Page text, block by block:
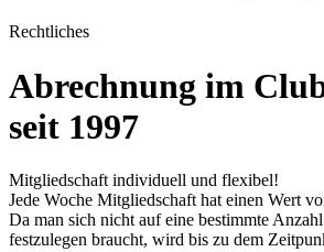
Rechtliches
Abrechnung im
seit 1997
Mitgliedschaft individuell und flexibel!
Jede Woche Mitgliedschaft hat einen Wert
Da man sich nicht auf eine bestimmte
festzulegen braucht, wird bis zu dem